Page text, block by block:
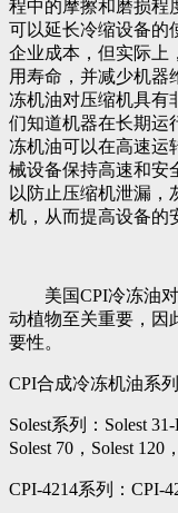
程中的摩擦和磨损程
可以延长冷缩设备的
企业成本，但实际上
用寿命，并减少机器
冻机油对压缩机具有
们知道机器在长期运
冻机油可以在高速运
械设备保持高速和安
以防止压缩机泄漏，
机，从而提高设备的
美国CPI冷冻油对
动植物至关重要，因
要性。
CPI合成冷冻机油系列
Solest系列：Solest
Solest 70，Solest 120
CPI-4214系列：CPI-